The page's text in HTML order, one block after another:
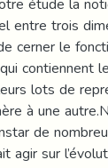
entre trois
cerner le
contiennent
lots de
à une
de
agir sur